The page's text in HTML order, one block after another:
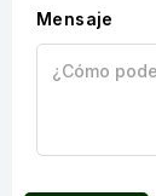
Mensaje